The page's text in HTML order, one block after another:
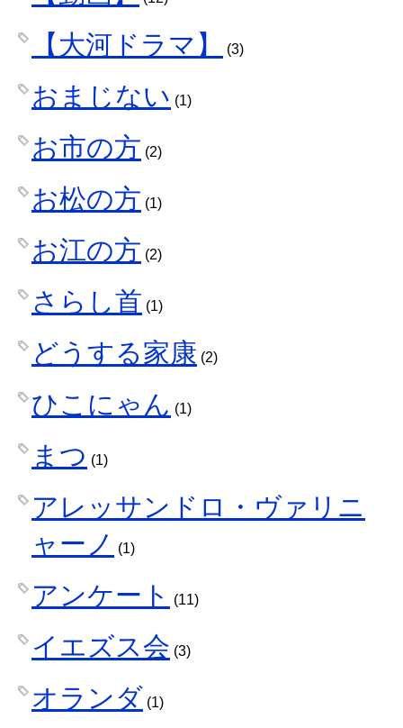
【大河ドラマ】 (3)
おまじない (1)
お市の方 (2)
お松の方 (1)
お江の方 (2)
さらし首 (1)
どうする家康 (2)
ひこにゃん (1)
まつ (1)
アレッサンドロ・ヴァリニ
ャーノ
(1)
アンケート (11)
イエズス会 (3)
オランダ (1)